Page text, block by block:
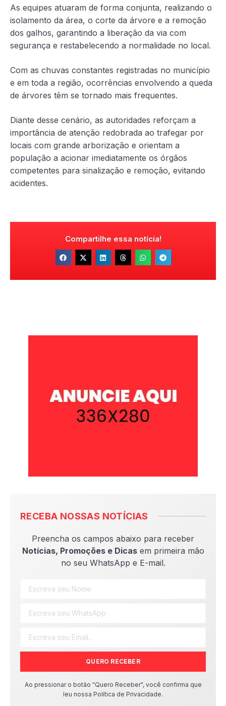
As equipes atuaram de forma conjunta, realizando o
isolamento da área, o corte da árvore e a remoção
dos galhos, garantindo a liberação da via com
segurança e restabelecendo a normalidade no local.
Com as chuvas constantes registradas no município
e em toda a região, ocorrências envolvendo a queda
de árvores têm se tornado mais frequentes.
Diante desse cenário, as autoridades reforçam a
importância de atenção redobrada ao trafegar por
locais com grande arborização e orientam a
população a acionar imediatamente os órgãos
competentes para sinalização e remoção, evitando
acidentes.
Compartilhe essa notícia!
RECEBA NOSSAS NOTÍCIAS
Preencha os campos abaixo para receber
Notícias, Promoções e Dicasem primeira mão
no seu WhatsApp e E-mail.
QUERO RECEBER
Ao pressionar o botão "Quero Receber", você confirma que
leu nossa Política de Privacidade.